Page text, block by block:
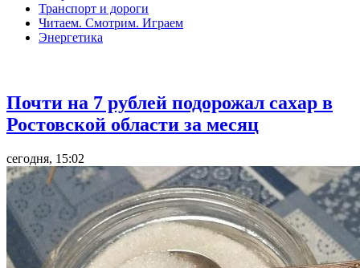
Транспорт и дороги
Читаем. Смотрим. Играем
Энергетика
Почти на 7 рублей подорожал сахар в
Ростовской области за месяц
сегодня, 15:02